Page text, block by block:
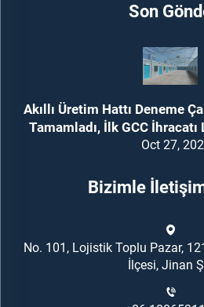
Son
Akıllı Üretim Hattı Deneme
Tamamladı, İlk GCC İhracatı
Oct 27,
Bizimle
No. 101, Lojistik Toplu Pazar,
İlçesi, Jinan